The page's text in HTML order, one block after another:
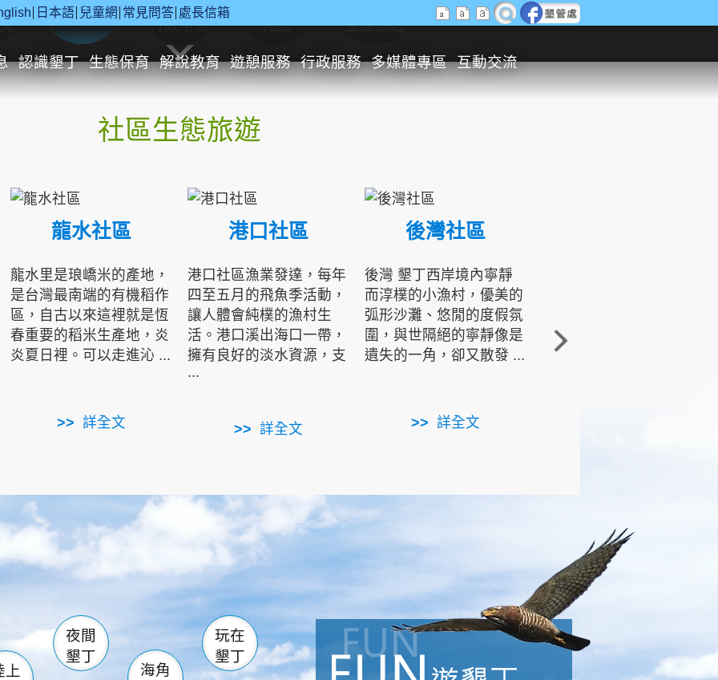
日本語 兒童網 常見問答 處長信箱
認識墾丁 生態保育 解說教育 遊憩服務 行政服務 多媒體專區 互動交流
休閒遊憩 行政申辦 兒童 生態旅遊
社區生態旅遊
龍水社區
龍水里是琅嶠米的產地，
是台灣最南端的有機稻作
區，自古以來這裡就是恆
春重要的稻米生產地，炎
炎夏日裡。可以走進沁 ...
詳全文
港口社區
港口社區漁業發達，每年
四至五月的飛魚季活動，
讓人體會純樸的漁村生
活。港口溪出海口一帶，
擁有良好的淡水資源，支
...
詳全文
後灣社區
後灣 墾丁西岸境內寧靜
而淳樸的小漁村，優美的
弧形沙灘、悠閒的度假氛
圍，與世隔絕的寧靜像是
遺失的一角，卻又散發 ...
詳全文
角的端點，冬季海浪拍打
著礁岸，旺盛的侵蝕作
南仁湖
滿州 佳樂水
森林遊樂區
墾管處遊客中心
社頂公園 風吹沙
船帆石 龍磐公園
香蕉灣 龍坑
鵝鑾鼻
上
夜間
墾丁
海角
玩在
墾丁